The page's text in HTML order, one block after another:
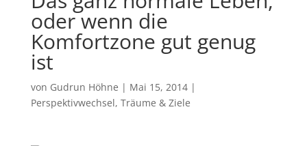
oder wenn die
Komfortzone gut genug
ist
von Gudrun Höhne | Mai 15, 2014|
Perspektivwechsel, Träume & Ziele